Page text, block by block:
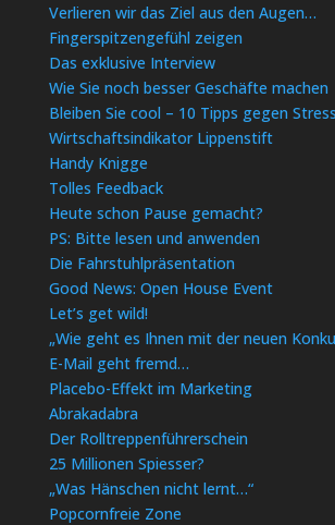
Verlieren wir das Ziel aus den Augen…
Fingerspitzengefühl zeigen
Das exklusive Interview
Wie Sie noch besser Geschäfte machen
Bleiben Sie cool – 10 Tipps gegen Stress
Wirtschaftsindikator Lippenstift
Handy Knigge
Tolles Feedback
Heute schon Pause gemacht?
PS: Bitte lesen und anwenden
Die Fahrstuhlpräsentation
Good News: Open House Event
Let’s get wild!
„Wie geht es Ihnen mit der neuen
E-Mail geht fremd…
Placebo-Effekt im Marketing
Abrakadabra
Der Rolltreppenführerschein
25 Millionen Spiesser?
„Was Hänschen nicht lernt…“
Popcornfreie Zone